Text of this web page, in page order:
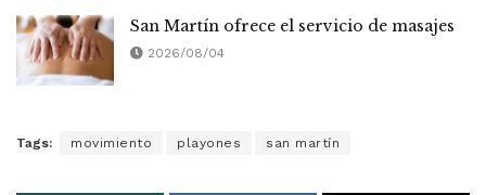
San Martín ofrece el servicio de masajes
2026/08/04
Tags: movimiento playones san martín